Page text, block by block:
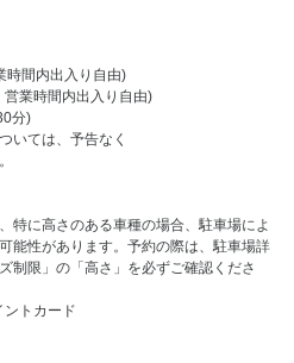
時間内出入り自由)
業時間内出入り自由)
分)
いては、予告なく
特に高さのある車種の場合、駐車場によ
能性があります。予約の際は、駐車場詳
制限」の「高さ」を必ずご確認くださ
ントカード